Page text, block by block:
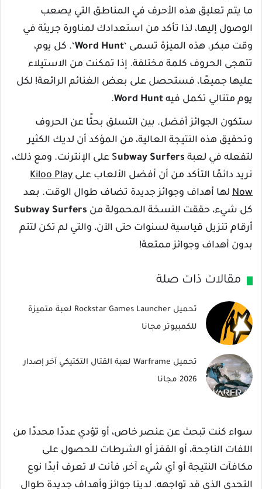
ما يتم تعليق هذه الأحرف في المناطق التي يصعب
الوصول إليها، لذا تأكد من استعدادك لمناورة جريئة في
وقت مبكر. هذه الميزة تسمى ‘Word Hunt‘. كل يوم،
تتهجى الحروف كلمة مختلفة. إذا تمكنت من الاستيلاء
عليها جميعًا، فستحصل على بعض الغنائم الرائعة! لكل
يوم متتالي تكمل فيه Word Hunt
.
ستكون الجوائز أفضل. بين التسلق بحثًا عن الحروف
وتحقيق هذه النتيجة العالية، من المؤكد أن لديك الكثير
لتفعله في لعبة S ubway Surfers
على الإنترنت. ومع ذلك،
نريد دائمًا التأكد من أن أفضل الألعاب على Kiloo Play
Now لها أهداف وجوائز جديدة تضاف طوال الوقت. بعد
كل شيء، حققت النسخة المحمولة من Subway Surfers
أرقام تنزيل قياسية لسنوات حتى الآن، والتي لم تكن لتتم
بدون أهداف وجوائز ممتعة!
مقالات ذات صلة
تحميل Rockstar Games Launcher لعبة متميزة
للكمبيوتر مجانا
تحميل Warframe لعبة القتال التكتيكي آخر إصدار
2026 مجانا
سواء كنت تبحث عن عنصر خاص، أو تؤدي عددًا محددًا من
اللفات الناجحة، أو القفز أو الشرطات للحصول على
مكافآت النتيجة أو أي شيء آخر، فأنت لا تعرف أبدًا نوع
التحدي الذي قد تواجهه. لدينا جوائز وأهداف جديدة طوال